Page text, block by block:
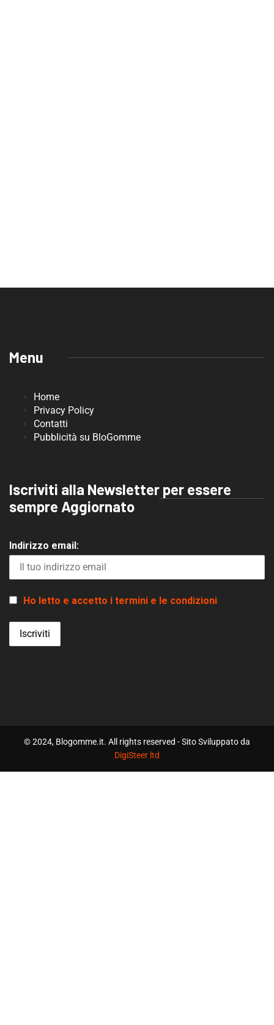
Menu
Home
Privacy Policy
Contatti
Pubblicità su BloGomme
Iscriviti alla Newsletter per essere
sempre Aggiornato
Indirizzo email:
Ho letto e accetto i termini e le condizioni
© 2024, Blogomme.it. All rights reserved - Sito Sviluppato da
DigiSteer ltd